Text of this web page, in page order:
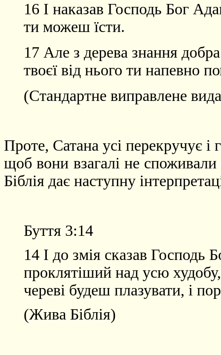
16 І наказав Господь Бог
ти можеш їсти.
17 Але з дерева знання
твоєї від нього ти напевно
(Стандартне виправлене
Проте, Сатана усі перекручує
щоб вони взагалі не
Біблія дає наступну
Буття 3:14
14 І до змія сказав Господь
проклятіший над усю
череві будеш плазувати, і
(Жива Біблія)